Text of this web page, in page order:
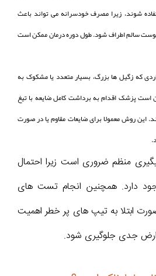
شوند، زیرا مصرف خودسرانه می تواند باعث
سالم اطراف شود. طول دوره درمان ممکن است
که زگیل ها بزرگ، بسیار متعدد یا مشکوک به
است پزشک اقدام به برداشت کامل ضایعه با تیغ
این روش معمولا برای ضایعات مقاوم یا در صورت
منظم ضروری است زیرا احتمال
دارد. همچنین انجام تست های
ابتلا به تیپ های پر خطر اهمیت
جدی جلوگیری شود.